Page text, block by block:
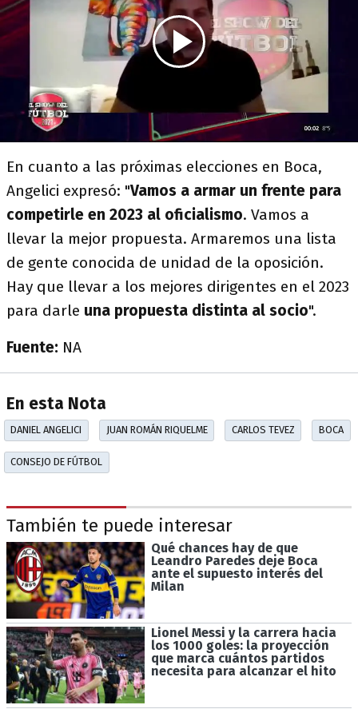
En cuanto a las próximas elecciones en Boca,
Angelici expresó: "Vamos a armar un frente para
competirle en 2023 al oficialismo. Vamos a
llevar la mejor propuesta. Armaremos una lista
de gente conocida de unidad de la oposición.
Hay que llevar a los mejores dirigentes en el 2023
para darle una propuesta distinta al socio".
Fuente: NA
En esta Nota
DANIEL ANGELICI JUAN ROMÁN RIQUELME CARLOS TEVEZ BOCA
CONSEJO DE FÚTBOL
También te puede interesar
Qué chances hay de que
Leandro Paredes deje Boca
ante el supuesto interés del
Milan
Lionel Messi y la carrera hacia
los 1000 goles: la proyección
que marca cuántos partidos
necesita para alcanzar el hito